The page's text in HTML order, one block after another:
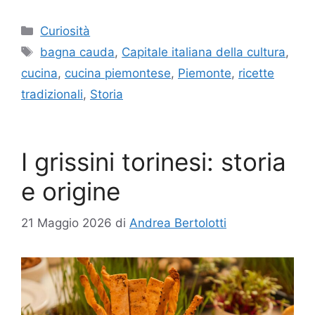
Categorie
Curiosità
Tag
bagna cauda, Capitale italiana della cultura,
cucina, cucina piemontese, Piemonte, ricette
tradizionali, Storia
I grissini torinesi: storia
e origine
21 Maggio 2026 di Andrea Bertolotti